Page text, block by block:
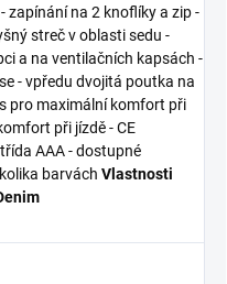
zapínání na 2 knoflíky a zip -
streč v oblasti sedu -
a na ventilačních kapsách -
- vpředu dvojitá poutka na
pro maximální komfort při
při jízdě - CE
AAA - dostupné
barvách Vlastnosti